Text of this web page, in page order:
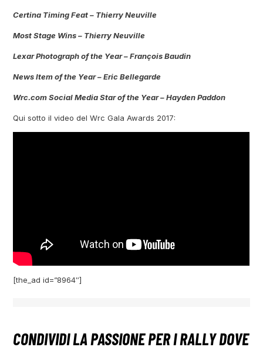
Certina Timing Feat – Thierry Neuville
Most Stage Wins – Thierry Neuville
Lexar Photograph of the Year – François Baudin
News Item of the Year – Eric Bellegarde
Wrc.com Social Media Star of the Year – Hayden Paddon
Qui sotto il video del Wrc Gala Awards 2017:
[the_ad id=”8964″]